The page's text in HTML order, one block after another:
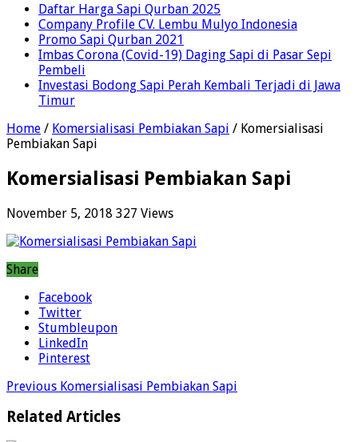
Daftar Harga Sapi Qurban 2025
Company Profile CV. Lembu Mulyo Indonesia
Promo Sapi Qurban 2021
Imbas Corona (Covid-19) Daging Sapi di Pasar Sepi
Pembeli
Investasi Bodong Sapi Perah Kembali Terjadi di Jawa
Timur
Home / Komersialisasi Pembiakan Sapi / Komersialisasi
Pembiakan Sapi
Komersialisasi Pembiakan Sapi
November 5, 2018 327 Views
Share
Facebook
Twitter
Stumbleupon
LinkedIn
Pinterest
Previous Komersialisasi Pembiakan Sapi
Related Articles